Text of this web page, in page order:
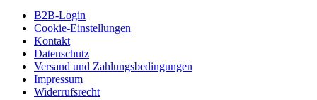
B2B-Login
Cookie-Einstellungen
Kontakt
Datenschutz
Versand und Zahlungsbedingungen
Impressum
Widerrufsrecht